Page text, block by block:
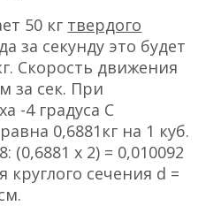
50 кг твердого
за секунду это будет
Скорость движения
за сек. При
-4 градуса С
0,6881кг на 1 куб.
(0,6881 х 2) = 0,010092
круглого сечения d =